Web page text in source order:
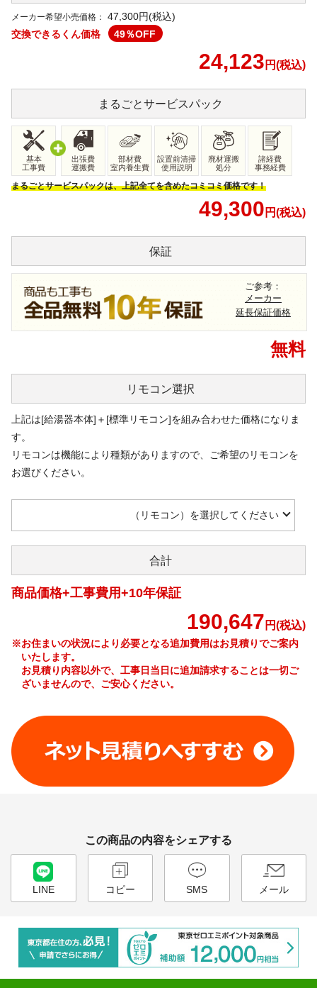
メーカー希望小売価格： 47,300円(税込)
交換できるくん価格
49％OFF
24,123 円(税込)
まるごとサービスパック
基本
工事費
出張費
運搬費
部材費
室内養生費
設置前清掃
使用説明
廃材運搬
処分
諸経費
事務経費
まるごとサービスパックは、上記全てを含めたコミコミ価格です！
49,300 円(税込)
保証
ご参考：
メーカー
延長保証価格
無料
リモコン選択
上記は[給湯器本体]＋[標準リモコン]を組み合わせた価格になりま
す。
リモコンは機能により種類がありますので、ご希望のリモコンを
お選びください。
（リモコン）を選択してください
合計
商品価格+工事費用+10年保証
190,647 円(税込)
※お住まいの状況により必要となる追加費用はお見積りでご案内
いたします。
お見積り内容以外で、工事日当日に追加請求することは一切ご
ざいませんので、ご安心ください。
この商品の内容をシェアする
LINE コピー SMS メール